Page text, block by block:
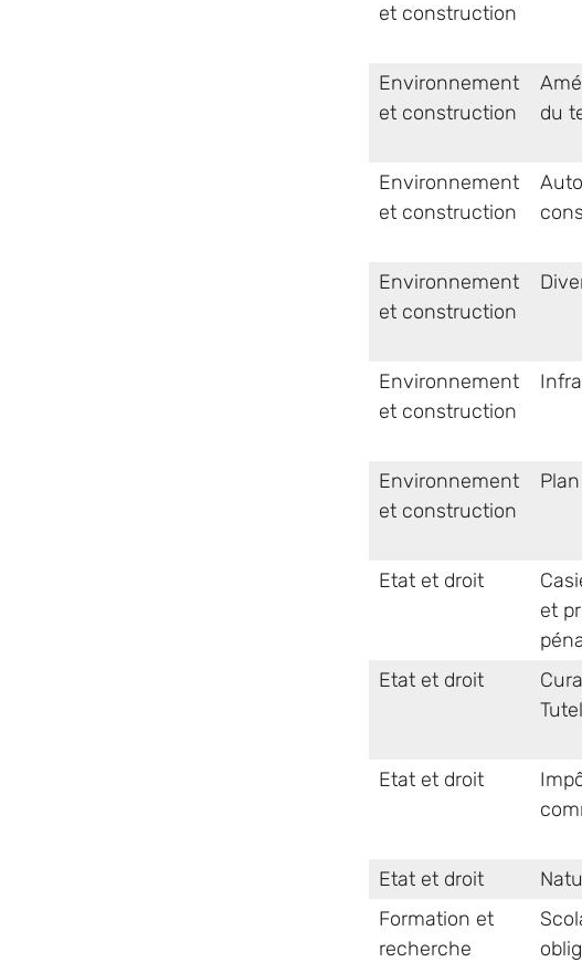
et construction
Environnement
et construction
du
Environnement
et construction
Environnement
et construction
Environnement
et construction
Environnement
et construction
Etat et droit
et
Etat et droit
Etat et droit
Etat et droit
Formation et
recherche